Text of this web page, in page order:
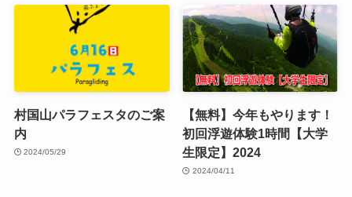
村国山パラフェスタのご案
内
2024/05/29
【無料】今年もやります！
初回浮遊体験1時間【大学
生限定】2024
2024/04/11